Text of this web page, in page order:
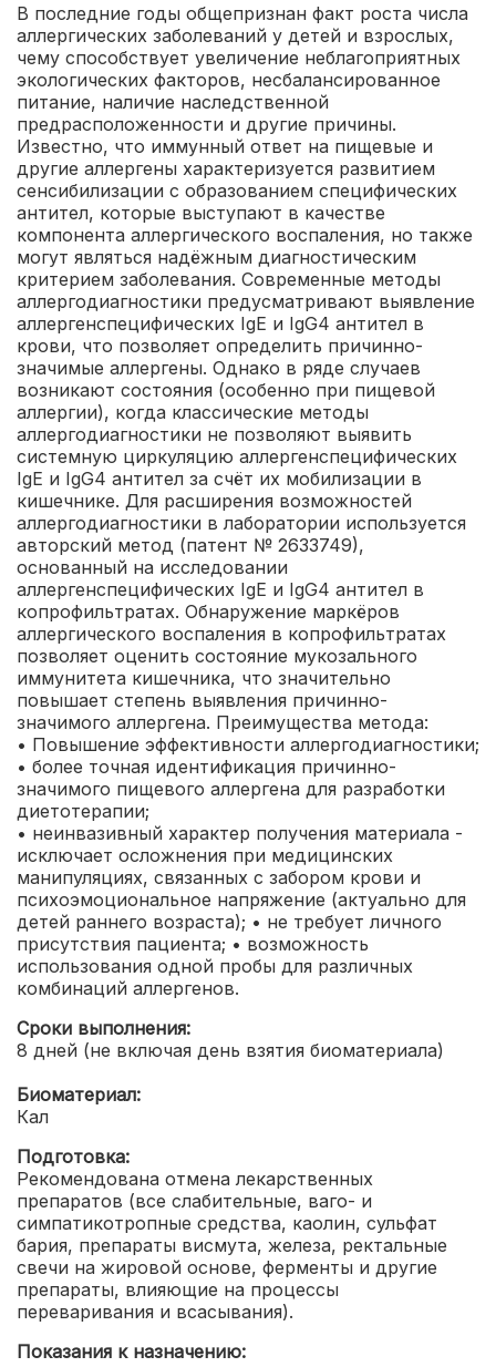
В последние годы общепризнан факт роста числа
аллергических заболеваний у детей и взрослых,
чему способствует увеличение неблагоприятных
экологических факторов, несбалансированное
питание, наличие наследственной
предрасположенности и другие причины.
Известно, что иммунный ответ на пищевые и
другие аллергены характеризуется развитием
сенсибилизации с образованием специфических
антител, которые выступают в качестве
компонента аллергического воспаления, но также
могут являться надёжным диагностическим
критерием заболевания. Современные методы
аллергодиагностики предусматривают выявление
аллергенспецифических IgЕ и IgG4 антител в
крови, что позволяет определить причинно-
значимые аллергены. Однако в ряде случаев
возникают состояния (особенно при пищевой
аллергии), когда классические методы
аллергодиагностики не позволяют выявить
системную циркуляцию аллергенспецифических
IgE и IgG4 антител за счёт их мобилизации в
кишечнике. Для расширения возможностей
аллергодиагностики в лаборатории используется
авторский метод (патент № 2633749),
основанный на исследовании
аллергенспецифических IgE и IgG4 антител в
копрофильтратах. Обнаружение маркёров
аллергического воспаления в копрофильтратах
позволяет оценить состояние мукозального
иммунитета кишечника, что значительно
повышает степень выявления причинно-
значимого аллергена. Преимущества метода:
• Повышение эффективности аллергодиагностики;
• более точная идентификация причинно-
значимого пищевого аллергена для разработки
диетотерапии;
• неинвазивный характер получения материала -
исключает осложнения при медицинских
манипуляциях, связанных с забором крови и
психоэмоциональное напряжение (актуально для
детей раннего возраста); • не требует личного
присутствия пациента; • возможность
использования одной пробы для различных
комбинаций аллергенов.
Сроки выполнения:
8 дней (не включая день взятия биоматериала)
Биоматериал:
Кал
Подготовка:
Рекомендована отмена лекарственных
препаратов (все слабительные, ваго- и
симпатикотропные средства, каолин, сульфат
бария, препараты висмута, железа, ректальные
свечи на жировой основе, ферменты и другие
препараты, влияющие на процессы
переваривания и всасывания).
Показания к назначению: